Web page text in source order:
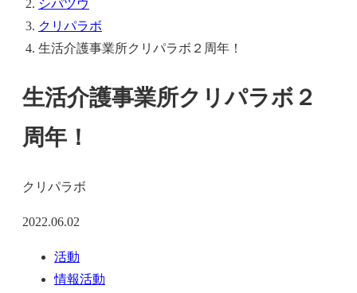
シパツウ
クリパラボ
生活介護事業所クリパラボ２周年！
生活介護事業所クリパラボ２
周年！
クリパラボ
2022.06.02
活動
情報活動